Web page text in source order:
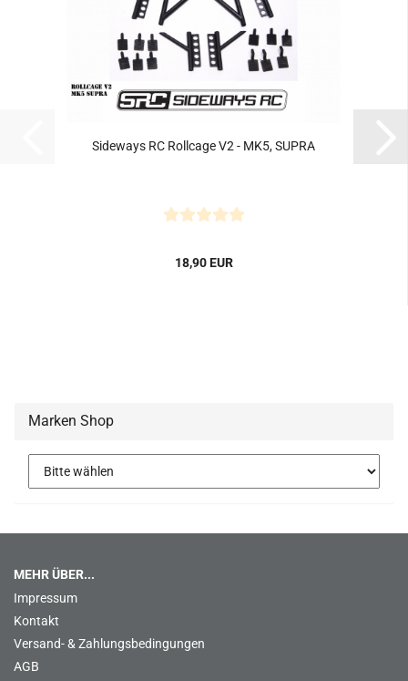
Sideways RC Rollcage V2 - MK5, SUPRA
18,90 EUR
Marken Shop
MEHR ÜBER...
Impressum
Kontakt
Versand- & Zahlungsbedingungen
AGB